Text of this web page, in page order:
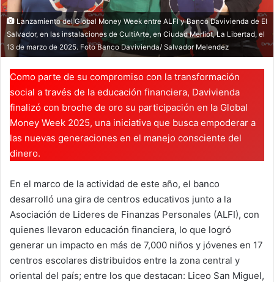
Lanzamiento del Global Money Week entre ALFI y Banco Davivienda de El
Salvador, en las instalaciones de CultiArte, en Ciudad Merliot, La Libertad, el
13 de marzo de 2025. Foto Banco Davivienda/ Salvador Melendez
Como parte de su compromiso con la transformación
social a través de la educación financiera, Davivienda
finalizó con broche de oro su participación en la Global
Money Week 2025, una iniciativa que busca empoderar a
las nuevas generaciones en el manejo consciente del
dinero.
En el marco de la actividad de este año, el banco
desarrolló una gira de centros educativos junto a la
Asociación de Lideres de Finanzas Personales (ALFI), con
quienes llevaron educación financiera, lo que logró
generar un impacto en más de 7,000 niños y jóvenes en 17
centros escolares distribuidos entre la zona central y
oriental del país; entre los que destacan: Liceo San Miguel,